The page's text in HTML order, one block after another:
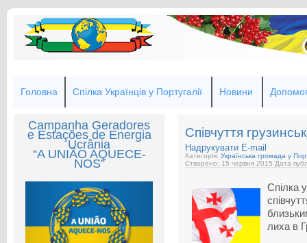
Головна Спілка Українців у Португалії Новини
Campanha Geradores
e Estações de Energia
Ucrânia
“A UNIÃO AQUECE-
NOS”
Співчуття
Надрукувати E-mail
Категорія: Українська громада у
Створено: 15 червня 2015 Дата
Спілка
лиха в